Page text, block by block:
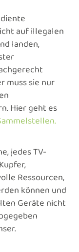
auf illegalen
landen,
muss sie nur
Hier geht es
jedes TV-
Ressourcen,
können und
Geräte nicht